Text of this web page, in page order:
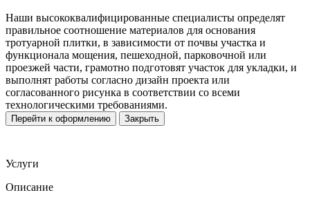
Наши высококвалифицированные специалисты определят
правильное соотношение материалов для основания
тротуарной плитки, в зависимости от почвы участка и
функционала мощения, пешеходной, парковочной или
проезжей части, грамотно подготовят участок для укладки, и
выполнят работы согласно дизайн проекта или
согласованного рисунка в соответствии со всеми
технологическими требованиями.
Перейти к оформлению Закрыть
Услуги
Описание